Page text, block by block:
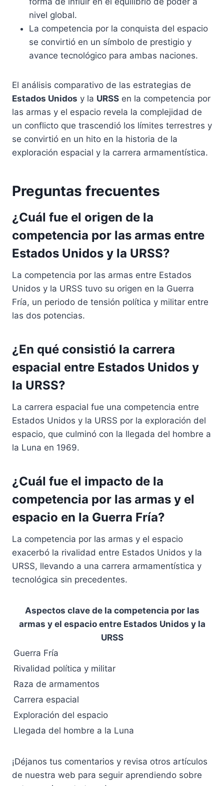
nivel global.
La competencia por la conquista del espacio
se convirtió en un símbolo de prestigio y
avance tecnológico para ambas naciones.
El análisis comparativo de las estrategias de
Estados Unidos y la URSS en la competencia por
las armas y el espacio revela la complejidad de
un conflicto que trascendió los límites terrestres y
se convirtió en un hito en la historia de la
exploración espacial y la carrera armamentística.
Preguntas frecuentes
¿Cuál fue el origen de la
competencia por las armas entre
Estados Unidos y la URSS?
La competencia por las armas entre Estados
Unidos y la URSS tuvo su origen en la Guerra
Fría, un periodo de tensión política y militar entre
las dos potencias.
¿En qué consistió la carrera
espacial entre Estados Unidos y
la URSS?
La carrera espacial fue una competencia entre
Estados Unidos y la URSS por la exploración del
espacio, que culminó con la llegada del hombre a
la Luna en 1969.
¿Cuál fue el impacto de la
competencia por las armas y el
espacio en la Guerra Fría?
La competencia por las armas y el espacio
exacerbó la rivalidad entre Estados Unidos y la
URSS, llevando a una carrera armamentística y
tecnológica sin precedentes.
Aspectos clave de la competencia por las
armas y el espacio entre Estados Unidos y la
URSS
Guerra Fría
Rivalidad política y militar
Raza de armamentos
Carrera espacial
Exploración del espacio
Llegada del hombre a la Luna
¡Déjanos tus comentarios y revisa otros artículos
de nuestra web para seguir aprendiendo sobre